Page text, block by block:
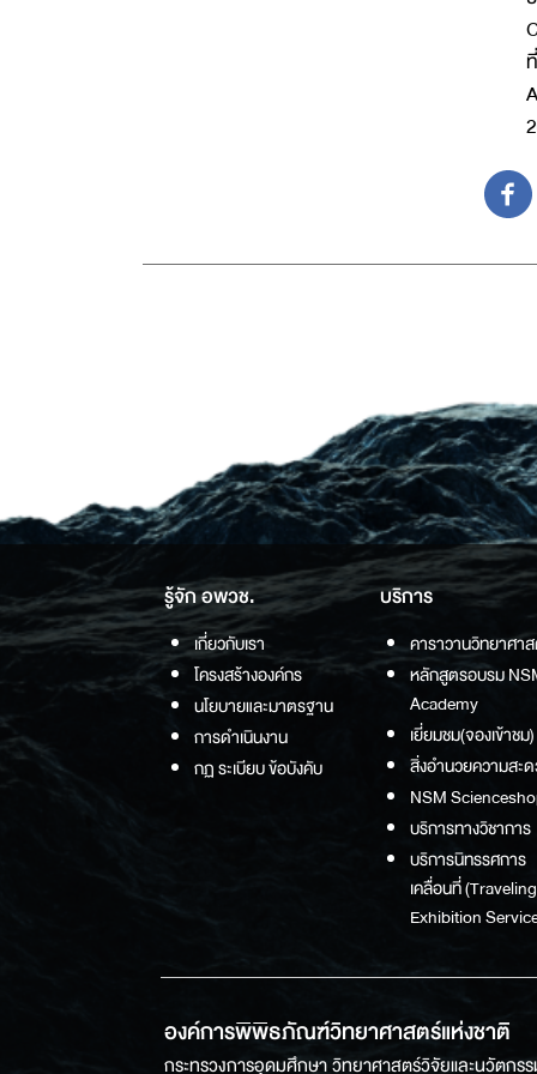
รู้จัก อพวช.
เกี่ยวกับเรา
โครงสร้างองค์กร
นโยบายและมาตรฐาน
การดำเนินงาน
กฏ ระเบียบ ข้อบังคับ
บริการ
คาราวานวิทยาศา
หลักสูตรอบรม
Academy
เยี่ยมชม(จองเข้าชม)
สิ่งอำนวยความสะ
NSM
บริการทางวิชาการ
บริการนิทรรศการ
เคลื่อนที่ (Traveling
Exhibition
องค์การพิพิธภัณฑ์วิทยาศาสตร์แห่งชาติ
กระทรวงการอุดมศึกษา วิทยาศาสตร์วิจัยและนวัตก